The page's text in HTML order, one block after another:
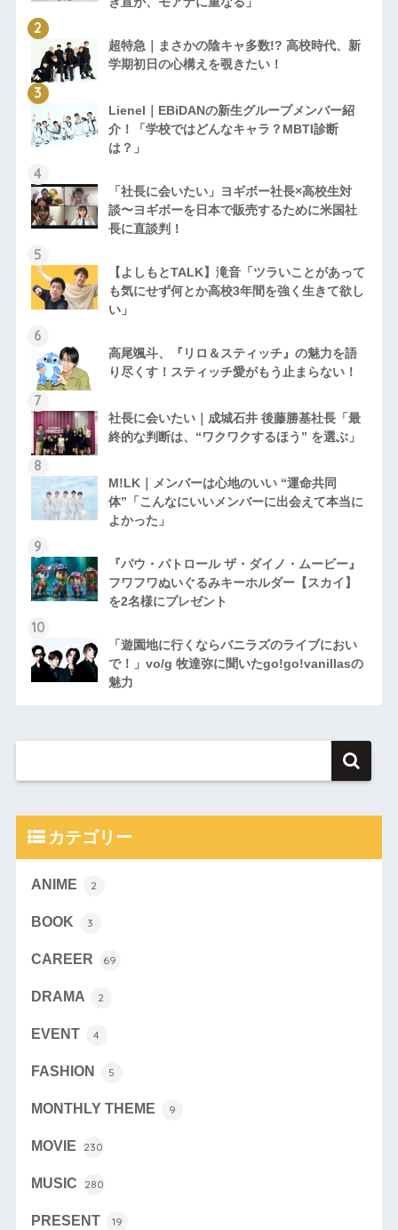
超特急｜まさかの陰キャ多数!? 高校時代、新
学期初日の心構えを覗きたい！
Lienel｜EBiDANの新生グループメンバー紹
介！「学校ではどんなキャラ？MBTI診断
は？」
「社長に会いたい」ヨギボー社長×高校生対
談〜ヨギボーを日本で販売するために米国社
長に直談判！
【よしもとTALK】滝音「ツラいことがあって
も気にせず何とか高校3年間を強く生きて欲し
い」
高尾颯斗、『リロ＆スティッチ』の魅力を語
り尽くす！スティッチ愛がもう止まらない！
社長に会いたい｜成城石井 後藤勝基社長「最
終的な判断は、“ワクワクするほう” を選ぶ」
M!LK｜メンバーは心地のいい “運命共同
体”「こんなにいいメンバーに出会えて本当に
よかった」
『パウ・パトロール ザ・ダイノ・ムービー』
フワフワぬいぐるみキーホルダー【スカイ】
を2名様にプレゼント
「遊園地に行くならバニラズのライブにおい
で！」vo/g 牧達弥に聞いたgo!go!vanillasの
魅力
カテゴリー
ANIME 2
BOOK 3
CAREER 69
DRAMA 2
EVENT 4
FASHION 5
MONTHLY THEME 9
MOVIE 230
MUSIC 280
PRESENT 19